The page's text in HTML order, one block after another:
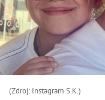
(Zdroj: Instagram S.K.)